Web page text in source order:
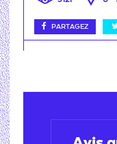
PARTAGEZ